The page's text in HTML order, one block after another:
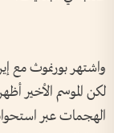
واشتهر بورنموث مع
لكن الموسم الأخير
الهجمات عبر